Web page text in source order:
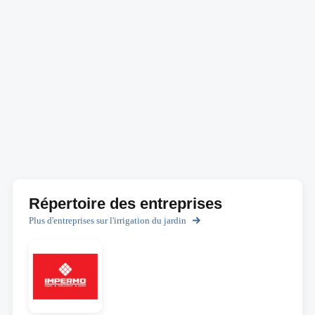
Répertoire des entreprises
Plus d'entreprises sur l'irrigation du jardin